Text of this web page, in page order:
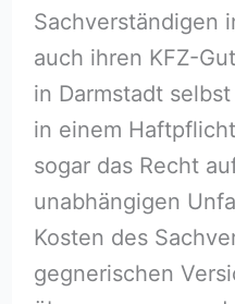
Sachverständigen
auch ihren KFZ-
in Darmstadt
in einem
sogar das Recht
unabhängigen
Kosten des
gegnerischen